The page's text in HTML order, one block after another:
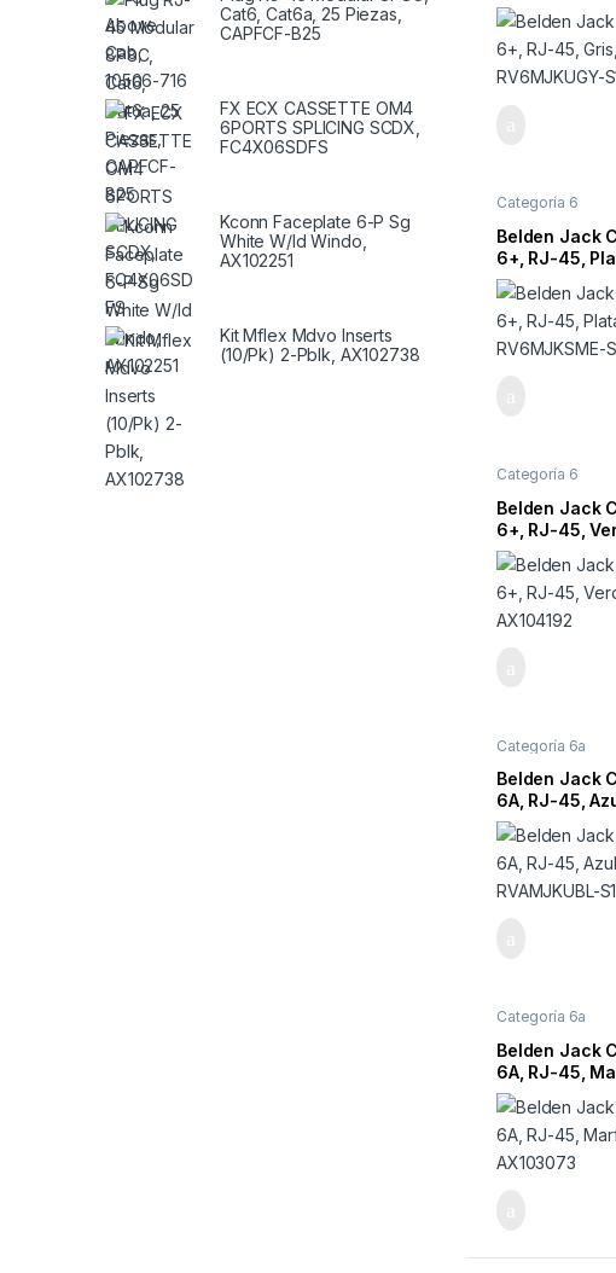
RV6MJKUGY-
Categoría 6
Belden Jack
6+, RJ-45,
RV6MJKSME-
Categoría 6
Belden Jack
6+, RJ-45,
AX104192
Categoría 6a
Belden Jack
6A, RJ-45,
RVAMJKUBL-S1
Categoría 6a
Belden Jack
6A, RJ-45,
AX103073
Cat6, Cat6a, 25 Piezas,
CAPFCF-B25
FX ECX CASSETTE OM4
6PORTS SPLICING SCDX,
FC4X06SDFS
Kconn Faceplate 6-P Sg
White W/Id Windo,
AX102251
Kit Mflex Mdvo Inserts
(10/Pk) 2-Pblk, AX102738